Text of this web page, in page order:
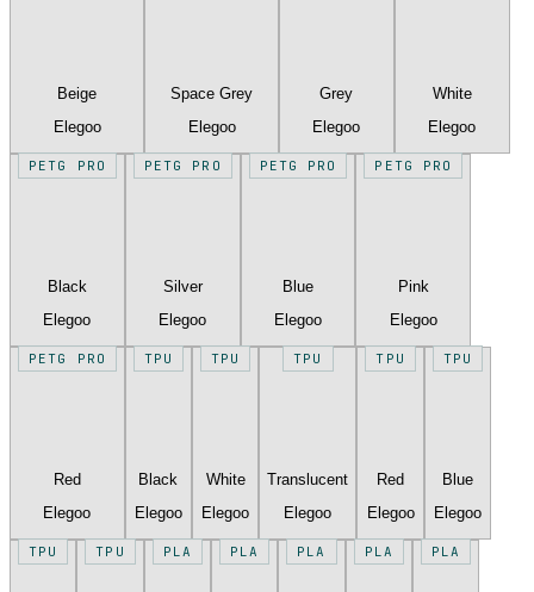
Beige
Elegoo
Space Grey
Elegoo
Grey
Elegoo
White
Elegoo
PETG PRO
Black
Elegoo
PETG PRO
Silver
Elegoo
PETG PRO
Blue
Elegoo
PETG PRO
Pink
Elegoo
PETG PRO
Red
Elegoo
TPU
Black
Elegoo
TPU
White
Elegoo
TPU
Translucent
Elegoo
TPU
Red
Elegoo
TPU
Blue
Elegoo
TPU TPU PLA PLA PLA PLA PLA